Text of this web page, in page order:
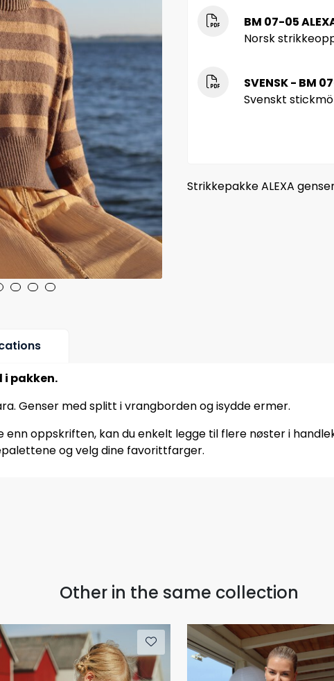
BM 07-05
Norsk
SVENSK - BM
Svenskt
Strikkepakke ALEXA
i pakken.
Genser med splitt i vrangborden og isydde ermer.
oppskriften, kan du enkelt legge til flere nøster i
og velg dine favorittfarger.
Other in the same collection